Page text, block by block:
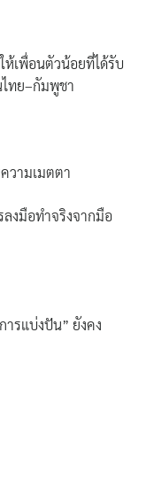
ห้เพื่อนตัวน้อยที่ได้รับ
ทย–กัมพูชา
วามเมตตา
งมือทำจริงจากมือ
รแบ่งปัน” ยังคง